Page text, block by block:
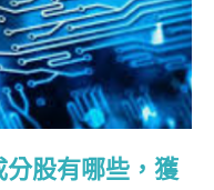
股有哪些，獲